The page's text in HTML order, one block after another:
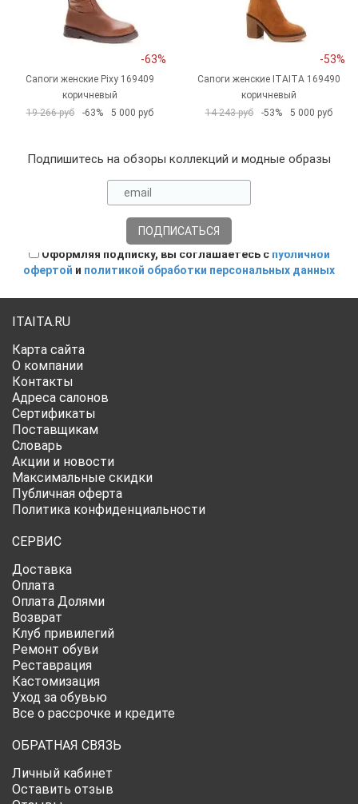
-63%
Сапоги женские Pixy 169409
коричневый
19 266 руб
-63% 5 000 руб
-53%
Сапоги женские ITAITA 169490
коричневый
14 243 руб
-53% 5 000 руб
Подпишитесь на обзоры коллекций и модные образы
Оформляя подписку, вы соглашаетесь с публичной
офертой и политикой обработки персональных данных
ITAITA.RU
Карта сайта
О компании
Контакты
Адреса салонов
Сертификаты
Поставщикам
Словарь
Акции и новости
Максимальные скидки
Публичная оферта
Политика конфиденциальности
СЕРВИС
Доставка
Оплата
Оплата Долями
Возврат
Клуб привилегий
Ремонт обуви
Реставрация
Кастомизация
Уход за обувью
Все о рассрочке и кредите
ОБРАТНАЯ СВЯЗЬ
Личный кабинет
Оставить отзыв